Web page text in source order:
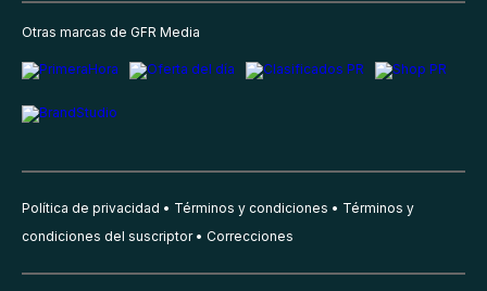
Otras marcas de GFR Media
Política de privacidad Términos y condiciones
Términos y
condiciones del suscriptor
Correcciones